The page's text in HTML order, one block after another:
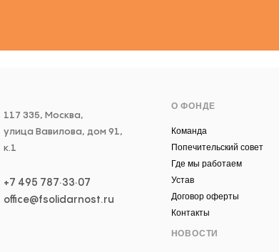
117 335, Москва,
улица Вавилова, дом 91,
к.1
+7 495 787·33·07
office@fsolidarnost.ru
О ФОНДЕ
Команда
Попечительский совет
Где мы работаем
Устав
Договор оферты
Контакты
НОВОСТИ